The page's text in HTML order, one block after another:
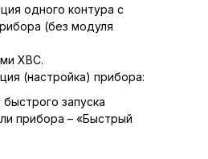
одного контура с
(без модуля
ХВС.
(настройка) прибора:
запуска
прибора – «Быстрый